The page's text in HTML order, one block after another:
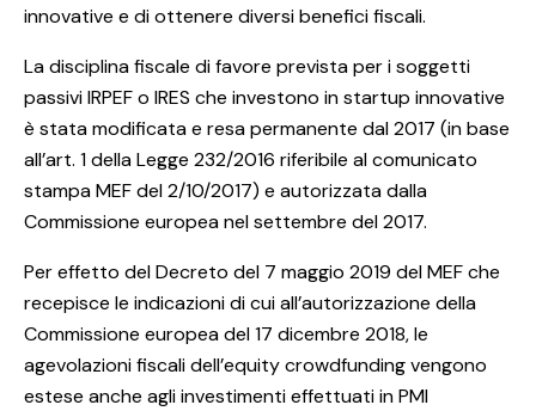
innovative e di ottenere diversi benefici fiscali.
La disciplina fiscale di favore prevista per i soggetti
passivi IRPEF o IRES che investono in startup innovative
è stata modificata e resa permanente dal 2017 (in base
all’art. 1 della Legge 232/2016 riferibile al comunicato
stampa MEF del 2/10/2017) e autorizzata dalla
Commissione europea nel settembre del 2017.
Per effetto del Decreto del 7 maggio 2019 del MEF che
recepisce le indicazioni di cui all’autorizzazione della
Commissione europea del 17 dicembre 2018, le
agevolazioni fiscali dell’equity crowdfunding vengono
estese anche agli investimenti effettuati in PMI